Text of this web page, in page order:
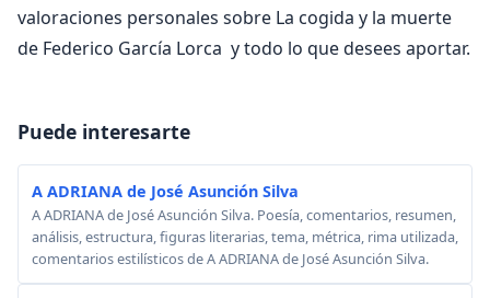
valoraciones personales sobre La cogida y la muerte
de Federico García Lorca y todo lo que desees aportar.
Puede interesarte
A ADRIANA de José Asunción Silva
A ADRIANA de José Asunción Silva. Poesía, comentarios, resumen,
análisis, estructura, figuras literarias, tema, métrica, rima utilizada,
comentarios estilísticos de A ADRIANA de José Asunción Silva.